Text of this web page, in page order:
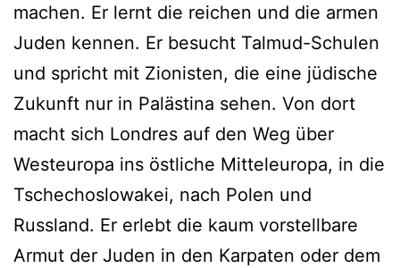
machen. Er lernt die reichen und die armen
Juden kennen. Er besucht Talmud-Schulen
und spricht mit Zionisten, die eine jüdische
Zukunft nur in Palästina sehen. Von dort
macht sich Londres auf den Weg über
Westeuropa ins östliche Mitteleuropa, in die
Tschechoslowakei, nach Polen und
Russland. Er erlebt die kaum vorstellbare
Armut der Juden in den Karpaten oder dem